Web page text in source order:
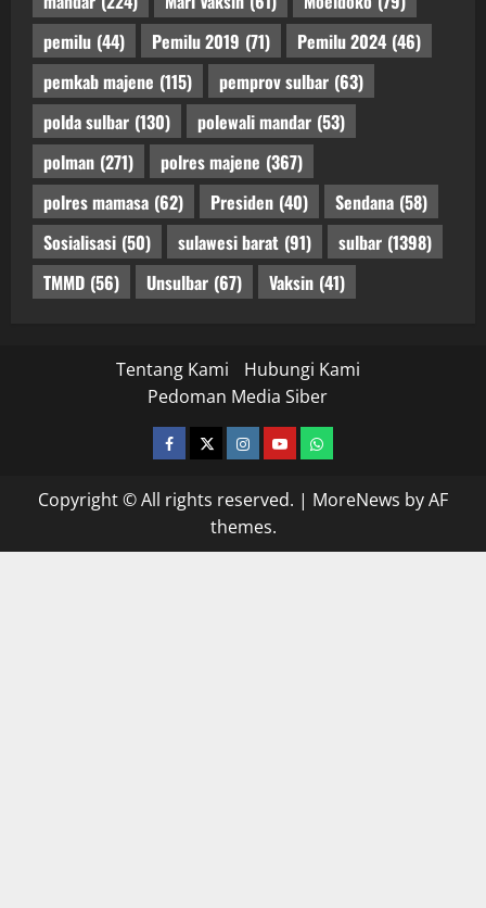
pemilu (44) Pemilu 2019 (71) Pemilu 2024 (46)
pemkab majene (115) pemprov sulbar (63)
polda sulbar (130) polewali mandar (53)
polman (271) polres majene (367)
polres mamasa (62) Presiden (40) Sendana (58)
Sosialisasi (50) sulawesi barat (91) sulbar (1398)
TMMD (56) Unsulbar (67) Vaksin (41)
Tentang Kami
Hubungi Kami
Pedoman Media Siber
facebooktwitterinstagram.com
youtubewhatsapp
Copyright © All rights reserved. | MoreNews by AF
themes.